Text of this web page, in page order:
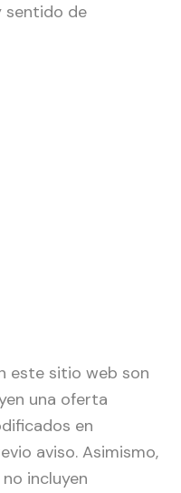
sentido de
este sitio web son
una oferta
en
aviso. Asimismo,
incluyen